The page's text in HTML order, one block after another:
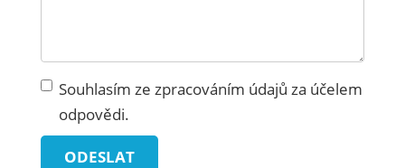
Souhlasím ze zpracováním údajů za účelem
odpovědi.
ODESLAT